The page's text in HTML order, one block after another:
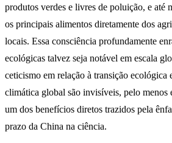
produtos verdes e livres de poluição, e até
os principais alimentos diretamente dos
locais. Essa consciência profundamente
ecológicas talvez seja notável em escala
ceticismo em relação à transição ecológica
climática global são invisíveis, pelo menos
um dos benefícios diretos trazidos pela
prazo da China na ciência.